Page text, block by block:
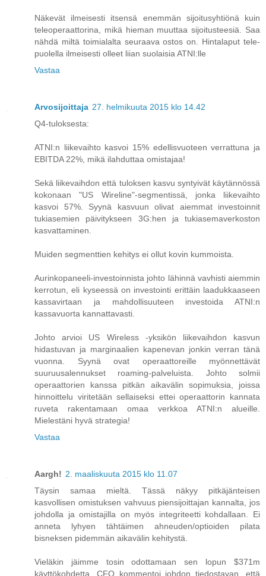
Näkevät ilmeisesti itsensä enemmän sijoitusyhtiönä kuin
teleoperaattorina, mikä hieman muuttaa sijoitusteesiä. Saa
nähdä miltä toimialalta seuraava ostos on. Hintalaput tele-
puolella ilmeisesti olleet liian suolaisia ATNI:lle
Vastaa
Arvosijoittaja 27. helmikuuta 2015 klo 14.42
Q4-tuloksesta:
ATNI:n liikevaihto kasvoi 15% edellisvuoteen verrattuna ja
EBITDA 22%, mikä ilahduttaa omistajaa!
Sekä liikevaihdon että tuloksen kasvu syntyivät käytännössä
kokonaan "US Wireline"-segmentissä, jonka liikevaihto
kasvoi 57%. Syynä kasvuun olivat aiemmat investoinnit
tukiasemien päivitykseen 3G:hen ja tukiasemaverkoston
kasvattaminen.
Muiden segmenttien kehitys ei ollut kovin kummoista.
Aurinkopaneeli-investoinnista johto lähinnä vavhisti aiemmin
kerrotun, eli kyseessä on investointi erittäin laadukkaaseen
kassavirtaan ja mahdollisuuteen investoida ATNI:n
kassavuorta kannattavasti.
Johto arvioi US Wireless -yksikön liikevaihdon kasvun
hidastuvan ja marginaalien kapenevan jonkin verran tänä
vuonna. Syynä ovat operaattoreille myönnettävät
suuruusalennukset roaming-palveluista. Johto solmii
operaattorien kanssa pitkän aikavälin sopimuksia, joissa
hinnoittelu viritetään sellaiseksi ettei operaattorin kannata
ruveta rakentamaan omaa verkkoa ATNI:n alueille.
Mielestäni hyvä strategia!
Vastaa
Aargh! 2. maaliskuuta 2015 klo 11.07
Täysin samaa mieltä. Tässä näkyy pitkäjänteisen
kasvollisen omistuksen vahvuus piensijoittajan kannalta, jos
johdolla ja omistajilla on myös integriteetti kohdallaan. Ei
anneta lyhyen tähtäimen ahneuden/optioiden pilata
bisneksen pidemmän aikavälin kehitystä.
Vieläkin jäimme tosin odottamaan sen lopun $371m
käyttökohdetta. CFO kommentoi johdon tiedostavan, että